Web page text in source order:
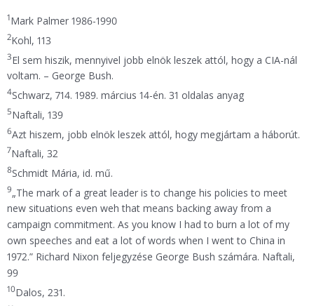
1Mark Palmer 1986-1990
2Kohl, 113
3El sem hiszik, mennyivel jobb elnök leszek attól, hogy a CIA-nál
voltam. – George Bush.
4Schwarz, 714. 1989. március 14-én. 31 oldalas anyag
5Naftali, 139
6Azt hiszem, jobb elnök leszek attól, hogy megjártam a háborút.
7Naftali, 32
8Schmidt Mária, id. mű.
9„The mark of a great leader is to change his policies to meet
new situations even weh that means backing away from a
campaign commitment. As you know I had to burn a lot of my
own speeches and eat a lot of words when I went to China in
1972.” Richard Nixon feljegyzése George Bush számára. Naftali,
99
10Dalos, 231.